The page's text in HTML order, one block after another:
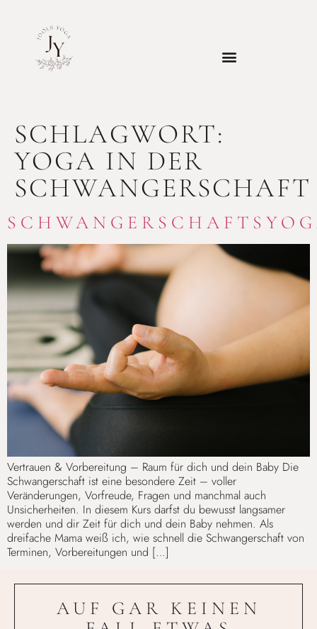
SCHLAGWORT:
YOGA IN DER
SCHWANGERSCHAFT
Vertrauen & Vorbereitung – Raum für dich und dein Baby Die
Schwangerschaft ist eine besondere Zeit – voller
Veränderungen, Vorfreude, Fragen und manchmal auch
Unsicherheiten. In diesem Kurs darfst du bewusst langsamer
werden und dir Zeit für dich und dein Baby nehmen. Als
dreifache Mama weiß ich, wie schnell die Schwangerschaft von
Terminen, Vorbereitungen und […]
AUF GAR KEINEN